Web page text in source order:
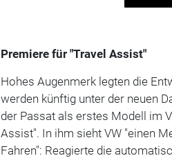
Premiere für "Travel Assist"
Hohes Augenmerk legten die
werden künftig unter der neuen
der Passat als erstes Modell im
Assist". In ihm sieht VW "einen
Fahren": Reagierte die